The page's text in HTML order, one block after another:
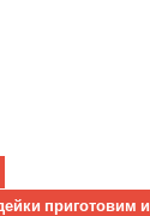
приготовим